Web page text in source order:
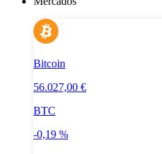
Bitcoin
56.027,00 €
BTC
-0,19 %